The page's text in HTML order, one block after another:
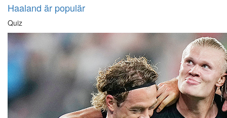
Haaland är populär
Quiz